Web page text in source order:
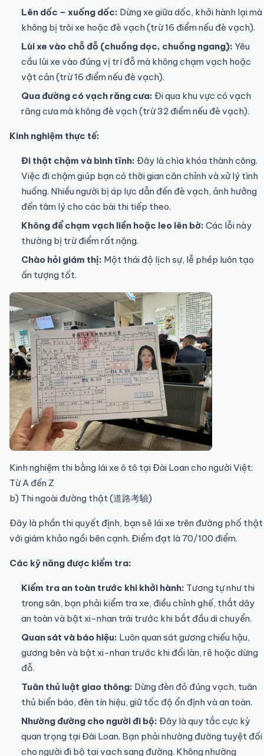
Lên dốc – xuống dốc: Dừng xe giữa dốc, khởi hành lại mà
không bị trôi xe hoặc đè vạch (trừ 16 điểm nếu đè vạch).
Lùi xe vào chỗ đỗ (chuồng dọc, chuồng ngang): Yêu
cầu lùi xe vào đúng vị trí đỗ mà không chạm vạch hoặc
vật cản (trừ 16 điểm nếu đè vạch).
Qua đường có vạch răng cưa: Đi qua khu vực có vạch
răng cưa mà không đè vạch (trừ 32 điểm nếu đè vạch).
Kinh nghiệm thực tế:
Đi thật chậm và bình tĩnh: Đây là chìa khóa thành công.
Việc đi chậm giúp bạn có thời gian căn chỉnh và xử lý tình
huống. Nhiều người bị áp lực dẫn đến đè vạch, ảnh hưởng
đến tâm lý cho các bài thi tiếp theo.
Không để chạm vạch liền hoặc leo lên bờ: Các lỗi này
thường bị trừ điểm rất nặng.
Chào hỏi giám thị: Một thái độ lịch sự, lễ phép luôn tạo
ấn tượng tốt.
Kinh nghiệm thi bằng lái xe ô tô tại Đài Loan cho người Việt:
Từ A đến Z
b) Thi ngoài đường thật (道路考驗)
Đây là phần thi quyết định, bạn sẽ lái xe trên đường phố thật
với giám khảo ngồi bên cạnh. Điểm đạt là 70/100 điểm.
Các kỹ năng được kiểm tra:
Kiểm tra an toàn trước khi khởi hành: Tương tự như thi
trong sân, bạn phải kiểm tra xe, điều chỉnh ghế, thắt dây
an toàn và bật xi-nhan trái trước khi bắt đầu di chuyển.
Quan sát và báo hiệu: Luôn quan sát gương chiếu hậu,
gương bên và bật xi-nhan trước khi đổi làn, rẽ hoặc dừng
đỗ.
Tuân thủ luật giao thông: Dừng đèn đỏ đúng vạch, tuân
thủ biển báo, đèn tín hiệu, giữ tốc độ ổn định và an toàn.
Nhường đường cho người đi bộ: Đây là quy tắc cực kỳ
quan trọng tại Đài Loan. Bạn phải nhường đường tuyệt đối
cho người đi bộ tại vạch sang đường. Không nhường